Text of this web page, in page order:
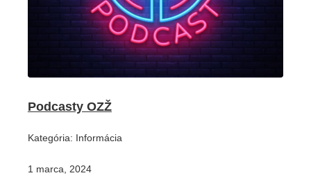
Podcasty OZŽ
Kategória: Informácia
1 marca, 2024